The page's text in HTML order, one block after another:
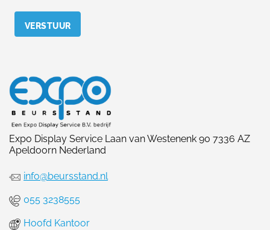
Expo Display Service Laan van Westenenk 90 7336 AZ
Apeldoorn Nederland
info@beursstand.nl
055 3238555
Hoofd Kantoor